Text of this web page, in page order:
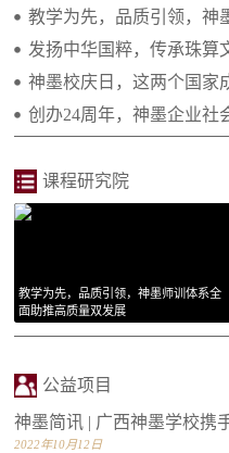
2021.04.29 继往开来 携手向
2021.02.25 庆祝建党一百周年
2021.01.14 李绵军总校长
2021.01.14 长大后我就成为了
教学为先，品质引领，神
发扬中华国粹，传承珠
神墨校庆日，这两个国家
创办24周年，神墨企业社
课程研究院
教学为先，品质引领，神墨师训体系全
面助推高质量双发展
公益项目
神墨简讯 | 广西神墨学校携
2022年10月12日